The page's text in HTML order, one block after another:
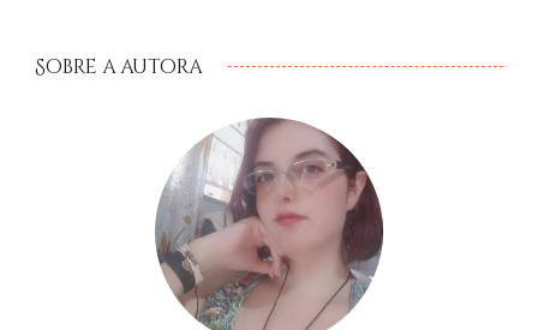
Sobre a autora